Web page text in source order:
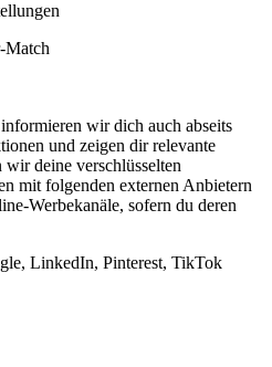
Match
wir dich auch abseits
und zeigen dir relevante
deine verschlüsselten
mit folgenden externen Anbietern
Werbekanäle, sofern du deren
LinkedIn, Pinterest, TikTok